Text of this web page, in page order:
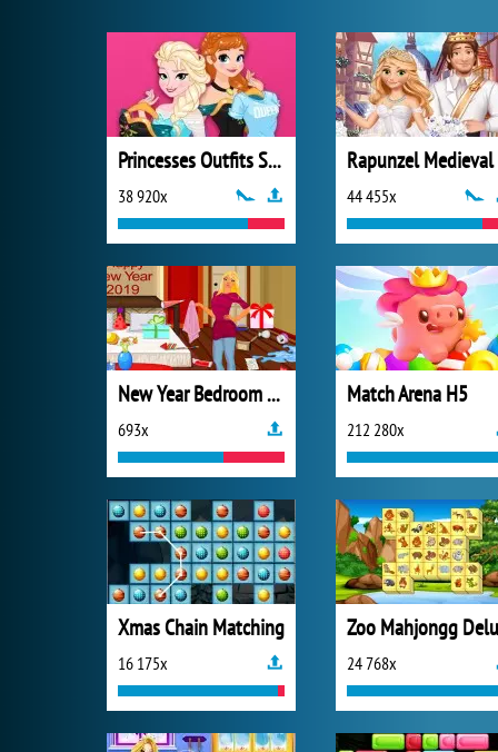
Princesses Outfits Swap
38 920x 44 455x
New Year Bedroom Cleaning
693x
Match Arena H5
212 280x
Xmas Chain Matching
16 175x 24 768x